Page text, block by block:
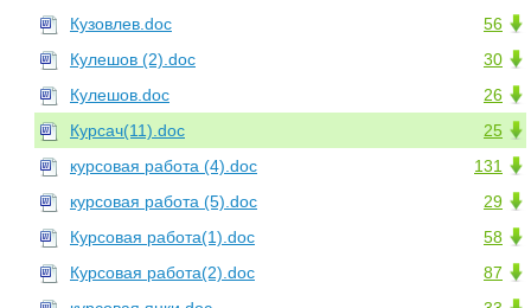
56
Кузовлев.doc
30
Кулешов (2).doc
26
Кулешов.doc
25
Курсач(11).doc
131
курсовая работа (4).doc
29
курсовая работа (5).doc
58
Курсовая работа(1).doc
87
Курсовая работа(2).doc